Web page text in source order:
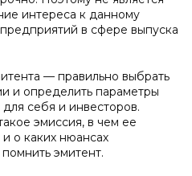
интереса к данному
в сфере выпуска
— правильно выбрать
и определить параметры
себя и инвесторов.
эмиссия, в чем ее
о каких нюансах
эмитент.